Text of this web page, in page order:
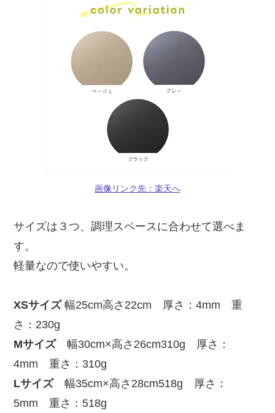
画像リンク先：楽天へ
サイズは３つ、調理スペースに合わせて選べま
す。
軽量なので使いやすい。
XSサイズ幅25cm高さ22cm 厚さ：4mm 重
さ：230g
Mサイズ幅30cm×高さ26cm310g 厚さ：
4mm 重さ：310g
Lサイズ幅35cm×高さ28cm518g 厚さ：
5mm 重さ：518g